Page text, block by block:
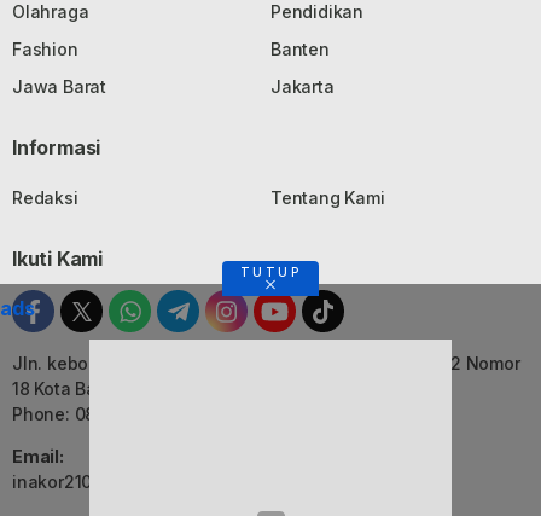
Olahraga
Pendidikan
Fashion
Banten
Jawa Barat
Jakarta
Informasi
Redaksi Tentang Kami
Ikuti Kami
Jln. kebon Jati, Komplek Ruko Luxor Permai Kavling 22 Nomor
18 Kota Bandung, Jawa Barat
Phone: 082116055552
Email:
inakor2105@gmail.com (Redaksi)
TUTUP
ads